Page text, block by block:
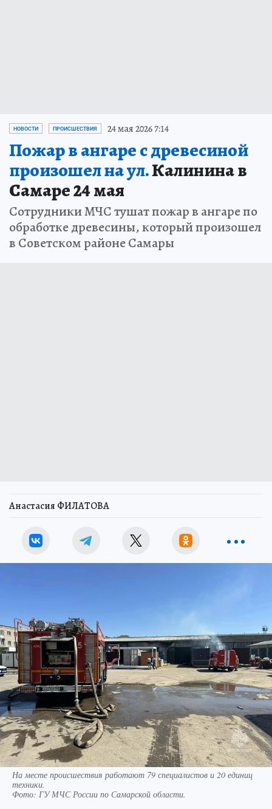
НОВОСТИ ПРОИСШЕСТВИЯ 24 мая 2026 7:14
Пожар в ангаре с древесиной
произошел на ул.Калинина в
Самаре 24 мая
Сотрудники МЧС тушат пожар в ангаре по
обработке древесины, который произошел
в Советском районе Самары
Анастасия ФИЛАТОВА
На месте происшествия работают 79 специалистов и 20 единиц
техники.
Фото: ГУ МЧС России по Самарской области.